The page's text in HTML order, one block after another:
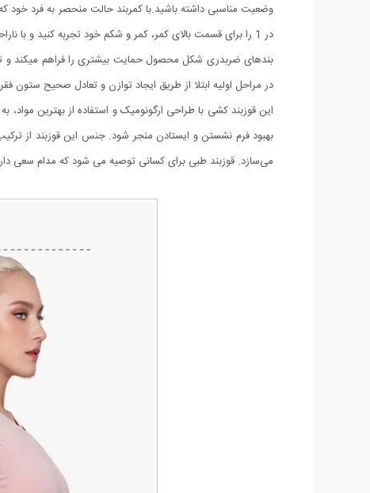
در 1 را برای قسمت بالای کمر، کمر و شکم خود تجربه کنید و با ناراحتی و درد خداحافظی کنید.
بندهای ضربدری شکل محصول حمایت بیشتری را فراهم میکند و
در مراحل اولیه ابتلا از طریق ایجاد توازن و تعادل صحیح
این قوزبند کشی با طراحی ارگونومیک و استفاده از بهترین
بهبود فرم نشستن و ایستادن منجر شود. جنس این قوزبند از
می‌سازد. قوزبند طبی برای کسانی توصیه می شود که مدام سعی